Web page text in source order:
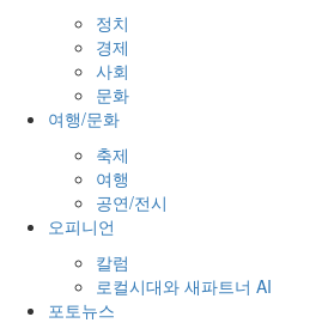
정치
경제
사회
문화
여행/문화
축제
여행
공연/전시
오피니언
칼럼
로컬시대와 새파트너 AI
포토뉴스